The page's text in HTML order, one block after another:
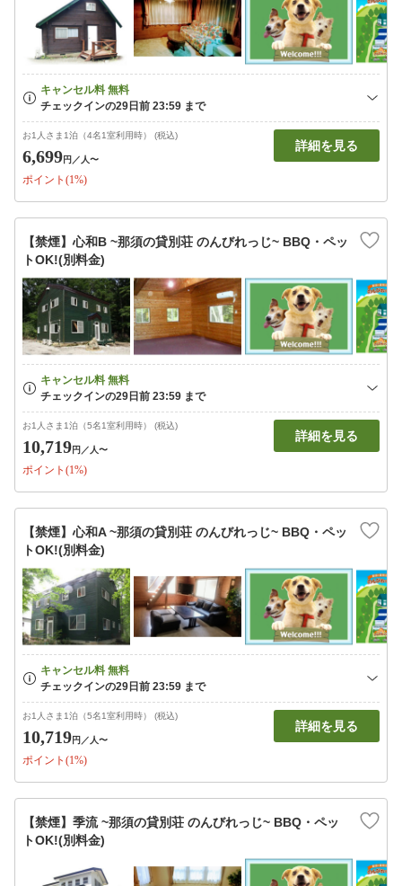
お1人さま1泊（4名1室利用時） (税込)
6,699円 ／人〜
ポイント(1%)
詳細を見る
【禁煙】心和B ~那須の貸別荘 のんびれっじ~ BBQ・ペッ
トOK!(別料金)
お1人さま1泊（5名1室利用時） (税込)
10,719円 ／人〜
ポイント(1%)
詳細を見る
【禁煙】心和A ~那須の貸別荘 のんびれっじ~ BBQ・ペッ
トOK!(別料金)
お1人さま1泊（5名1室利用時） (税込)
10,719円 ／人〜
ポイント(1%)
詳細を見る
【禁煙】季流 ~那須の貸別荘 のんびれっじ~ BBQ・ペッ
トOK!(別料金)